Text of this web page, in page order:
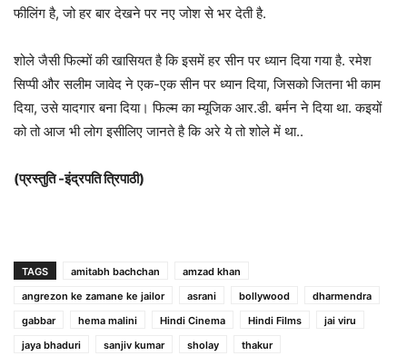
फीलिंग है, जो हर बार देखने पर नए जोश से भर देती है.
शोले जैसी फिल्मों की खासियत है कि इसमें हर सीन पर ध्यान दिया गया है. रमेश
सिप्पी और सलीम जावेद ने एक-एक सीन पर ध्यान दिया, जिसको जितना भी काम
दिया, उसे यादगार बना दिया। फिल्म का म्यूजिक आर.डी. बर्मन ने दिया था. कइयों
को तो आज भी लोग इसीलिए जानते है कि अरे ये तो शोले में था..
(प्रस्तुति -इंद्रपति त्रिपाठी)
TAGS amitabh bachchan
amzad khan
angrezon ke zamane ke jailor
asrani bollywood
dharmendra
gabbar
hema malini Hindi Cinema Hindi Films
jai viru
jaya bhaduri
sanjiv kumar sholay thakur